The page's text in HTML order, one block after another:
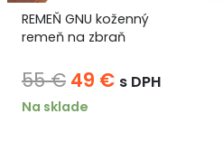
REMEŇ GNU koženný
remeň na zbraň
55€ Pôvodná
cena
49 €Aktuálna
s DPH
Na sklade